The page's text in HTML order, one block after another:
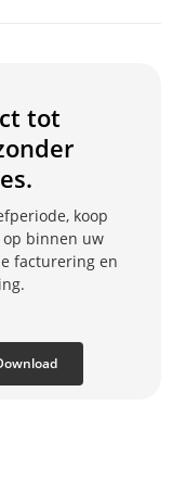
en
zijn
en
tot
koop
op binnen uw
facturering en